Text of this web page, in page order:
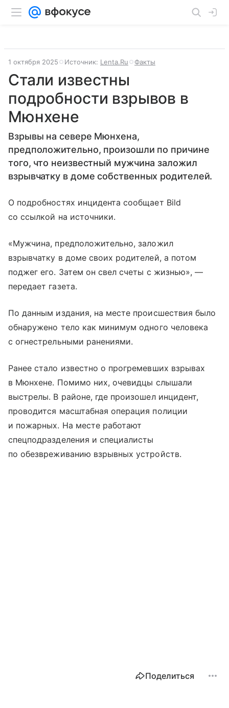
1 октября 2025 Источник: Lenta.Ru Факты
Стали известны
подробности взрывов в
Мюнхене
Взрывы на севере Мюнхена,
предположительно, произошли по причине
того, что неизвестный мужчина заложил
взрывчатку в доме собственных родителей.
О подробностях инцидента сообщает Bild
со ссылкой на источники.
«Мужчина, предположительно, заложил
взрывчатку в доме своих родителей, а потом
поджег его. Затем он свел счеты с жизнью», —
передает газета.
По данным издания, на месте происшествия было
обнаружено тело как минимум одного человека
с огнестрельными ранениями.
Ранее стало известно о прогремевших взрывах
в Мюнхене. Помимо них, очевидцы слышали
выстрелы. В районе, где произошел инцидент,
проводится масштабная операция полиции
и пожарных. На месте работают
спецподразделения и специалисты
по обезвреживанию взрывных устройств.
Поделиться